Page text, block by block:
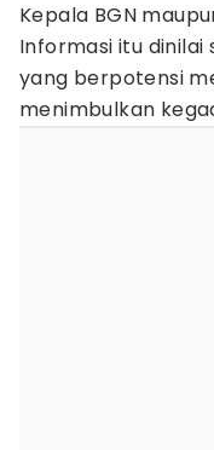
Kepala BGN
Informasi itu dinilai
yang berpotensi
menimbulkan